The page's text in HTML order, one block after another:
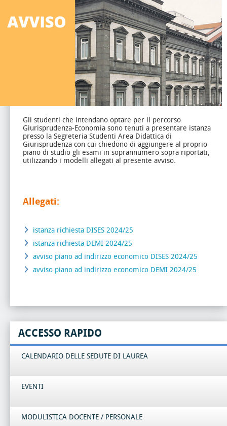
Gli studenti che intendano optare per il percorso
Giurisprudenza-Economia sono tenuti a presentare istanza
presso la Segreteria Studenti Area Didattica di
Giurisprudenza con cui chiedono di aggiungere al proprio
piano di studio gli esami in soprannumero sopra riportati,
utilizzando i modelli allegati al presente avviso.
Allegati:
istanza richiesta DISES 2024/25
istanza richiesta DEMI 2024/25
avviso piano ad indirizzo economico DISES 2024/25
avviso piano ad indirizzo economico DEMI 2024/25
ACCESSO RAPIDO
CALENDARIO DELLE SEDUTE DI LAUREA
EVENTI
MODULISTICA DOCENTE / PERSONALE